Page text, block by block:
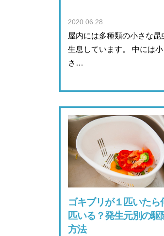
2020.06.28
屋内には多種類の小さな昆
生息しています。 中には小
さ…
ゴキブリが１匹いたら
匹いる？発生元別の駆
方法